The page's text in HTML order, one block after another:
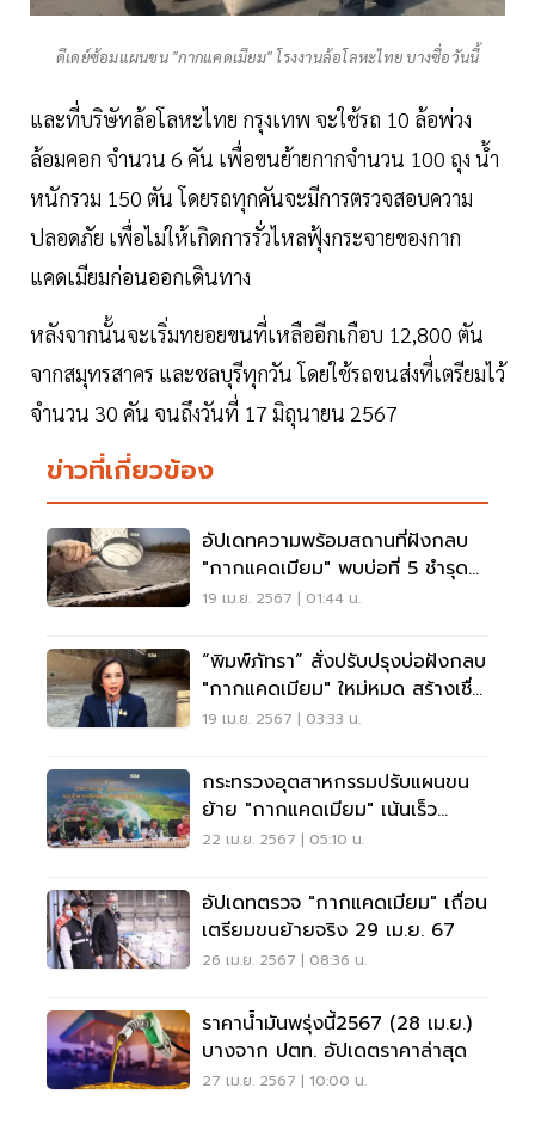
ดีเดย์ซ้อมแผนขน "กากแคดเมียม" โรงงานล้อโลหะไทย บางซื่อวันนี้
และที่บริษัทล้อโลหะไทย กรุงเทพ จะใช้รถ 10 ล้อพ่วง
ล้อมคอก จำนวน 6 คัน เพื่อขนย้ายกากจำนวน 100 ถุง น้ำ
หนักรวม 150 ตัน โดยรถทุกคันจะมีการตรวจสอบความ
ปลอดภัย เพื่อไม่ให้เกิดการรั่วไหลฟุ้งกระจายของกาก
แคดเมียมก่อนออกเดินทาง
หลังจากนั้นจะเริ่มทยอยขนที่เหลืออีกเกือบ 12,800 ตัน
จากสมุทรสาคร และชลบุรีทุกวัน โดยใช้รถขนส่งที่เตรียมไว้
จำนวน 30 คัน จนถึงวันที่ 17 มิถุนายน 2567
ข่าวที่เกี่ยวข้อง
อัปเดทความพร้อมสถานที่ฝังกลบ
"กากแคดเมียม" พบบ่อที่ 5 ชำรุด
ไม่ปลอดภัย
19 เม.ย. 2567 | 01:44 น.
“พิมพ์ภัทรา” สั่งปรับปรุงบ่อฝังกลบ
"กากแคดเมียม" ใหม่หมด สร้างเชื่อ
มั่น
19 เม.ย. 2567 | 03:33 น.
กระทรวงอุตสาหกรรมปรับแผนขน
ย้าย "กากแคดเมียม" เน้นเร็ว
ปลอดภัย
22 เม.ย. 2567 | 05:10 น.
อัปเดทตรวจ "กากแคดเมียม" เถื่อน
เตรียมขนย้ายจริง 29 เม.ย. 67
26 เม.ย. 2567 | 08:36 น.
ราคาน้ำมันพรุ่งนี้2567 (28 เม.ย.)
บางจาก ปตท. อัปเดตราคาล่าสุด
27 เม.ย. 2567 | 10:00 น.